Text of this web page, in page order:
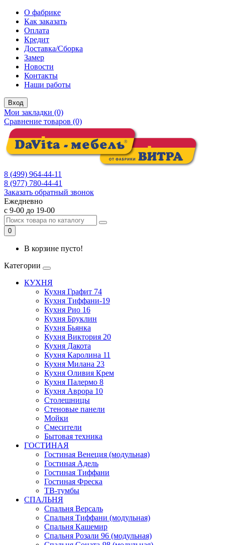
О фабрике
Как заказать
Оплата
Кредит
Доставка/Сборка
Замер
Новости
Контакты
Наши работы
Вход
Мои закладки (0)
Сравнение товаров (0)
8 (499) 964-44-11
8 (977) 780-44-41
Заказать обратный звонок
Ежедневно
с 9-00 до 19-00
0
В корзине пусто!
Категории
КУХНЯ
Кухня Графит 74
Кухня Тиффани-19
Кухня Рио 16
Кухня Бруклин
Кухня Бьянка
Кухня Виктория 20
Кухня Дакота
Кухня Каролина 11
Кухня Милана 23
Кухня Оливия Крем
Кухня Палермо 8
Кухня Аврора 10
Столешницы
Стеновые панели
Мойки
Смесители
Бытовая техника
ГОСТИНАЯ
Гостиная Венеция (модульная)
Гостиная Адель
Гостиная Тиффани
Гостиная Фреска
ТВ-тумбы
СПАЛЬНЯ
Спальня Версаль
Спальня Тиффани (модульная)
Спальня Кашемир
Спальня Розали 96 (модульная)